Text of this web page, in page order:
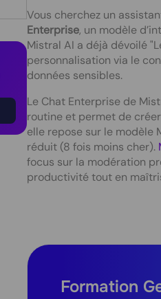
Vous cherchez un
Enterprise, un modèle
Mistral AI a déjà dévoilé
personnalisation via le
données sensibles.
Le Chat Enterprise de
routine et permet de
elle repose sur le modèle
réduit (8 fois moins cher).
focus sur la modération
productivité tout en
Formation